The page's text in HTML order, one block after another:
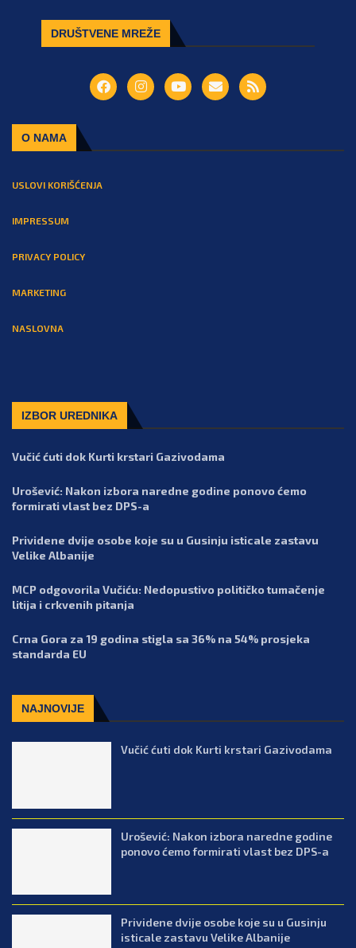
DRUŠTVENE MREŽE
O NAMA
USLOVI KORIŠĆENJA
IMPRESSUM
PRIVACY POLICY
MARKETING
NASLOVNA
IZBOR UREDNIKA
Vučić ćuti dok Kurti krstari Gazivodama
Urošević: Nakon izbora naredne godine ponovo ćemo
formirati vlast bez DPS-a
Prividene dvije osobe koje su u Gusinju isticale zastavu
Velike Albanije
MCP odgovorila Vučiću: Nedopustivo političko tumačenje
litija i crkvenih pitanja
Crna Gora za 19 godina stigla sa 36% na 54% prosjeka
standarda EU
NAJNOVIJE
Vučić ćuti dok Kurti krstari Gazivodama
Urošević: Nakon izbora naredne godine
ponovo ćemo formirati vlast bez DPS-a
Prividene dvije osobe koje su u Gusinju
isticale zastavu Velike Albanije